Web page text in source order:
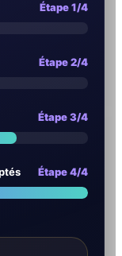
Étape 1/4
Étape 2/4
Étape 3/4
Étape 4/4